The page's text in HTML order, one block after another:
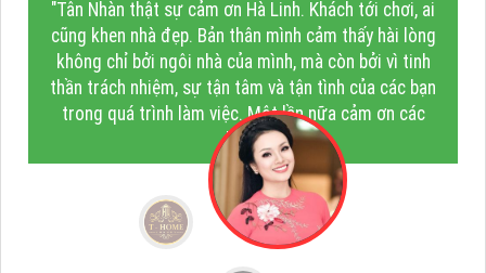
"Tân Nhàn thật sự cảm ơn Hà Linh. Khách tới chơi, ai
cũng khen nhà đẹp. Bản thân mình cảm thấy hài lòng
không chỉ bởi ngôi nhà của mình, mà còn bởi vì tinh
thần trách nhiệm, sự tận tâm và tận tình của các bạn
trong quá trình làm việc. Một lần nữa cảm ơn các
bạn!"